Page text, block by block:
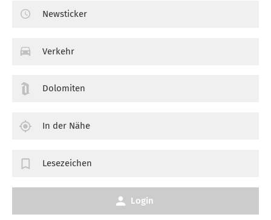
Newsticker
Verkehr
Dolomiten
In der Nähe
Lesezeichen
Login